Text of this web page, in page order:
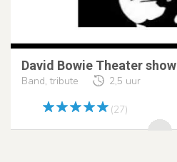
David Bowie Theater
Band, tribute 2,5 uur
(27)